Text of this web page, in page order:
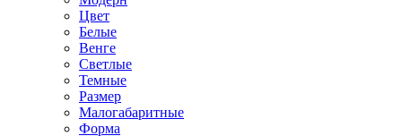
Цвет
Белые
Венге
Светлые
Темные
Размер
Малогабаритные
Форма